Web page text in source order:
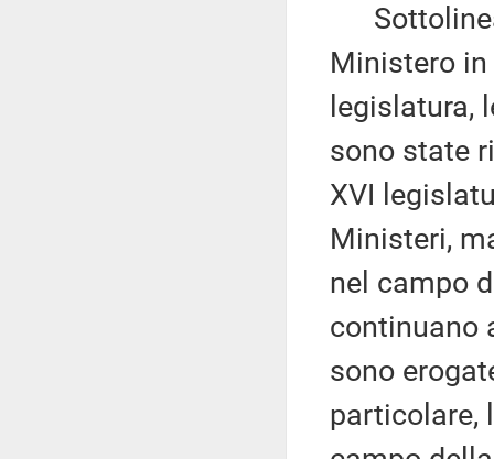
Ministero
legislatura,
sono state
XVI
Ministeri,
nel campo
continuano
sono
particolare,